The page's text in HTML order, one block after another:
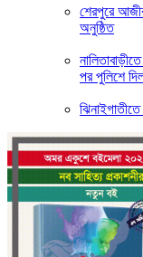
শেরপুরে
অনুষ্ঠিত
পর পুলিশে